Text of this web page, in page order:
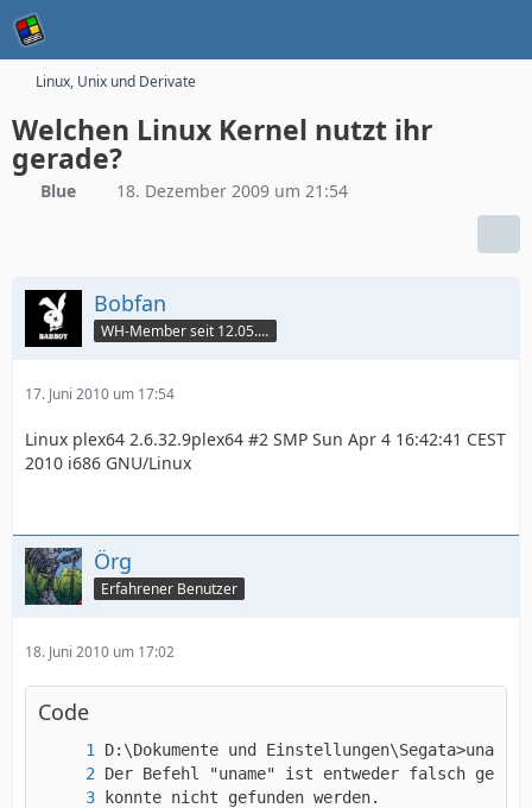
Linux, Unix und Derivate
Welchen Linux Kernel nutzt ihr
gerade?
Blue 18. Dezember 2009 um 21:54
Bobfan
WH-Member seit 12.05.2003
17. Juni 2010 um 17:54
Linux plex64 2.6.32.9plex64 #2 SMP Sun Apr 4 16:42:41 CEST
2010 i686 GNU/Linux
Örg
Erfahrener Benutzer
18. Juni 2010 um 17:02
Code
konnte nicht gefunden werden.